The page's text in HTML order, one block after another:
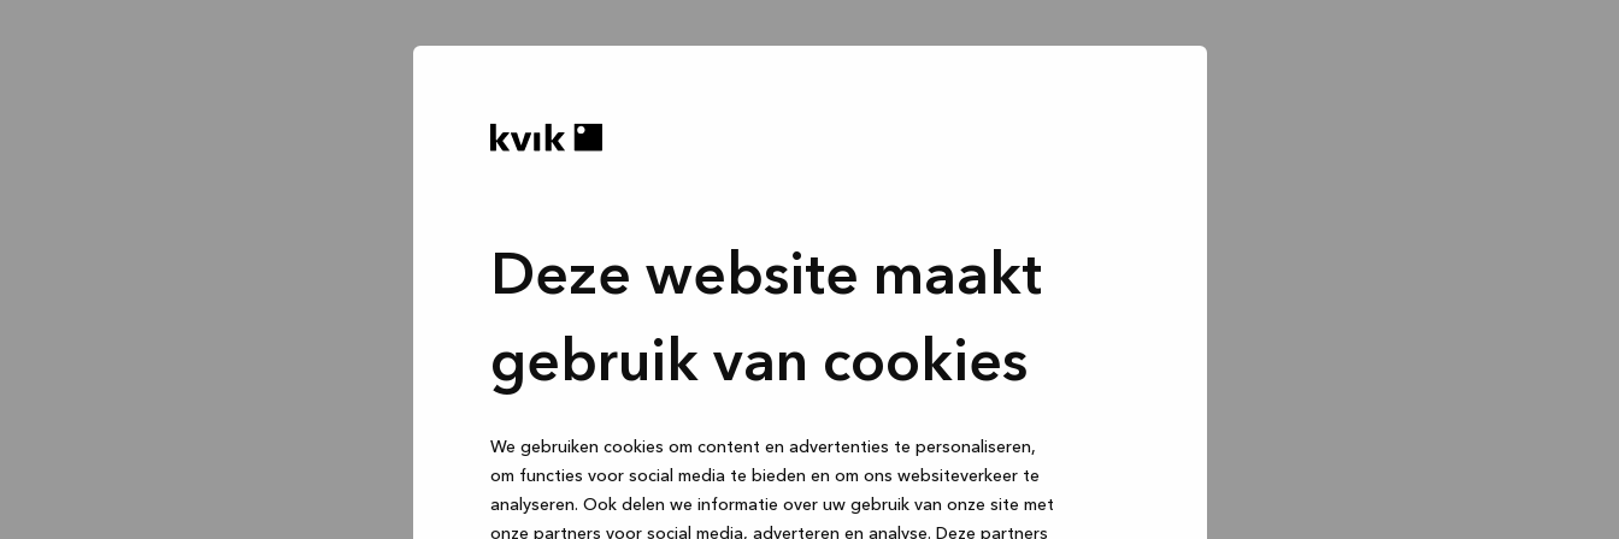
Deze website maakt
gebruik van cookies
We gebruiken cookies om content en advertenties te personaliseren,
om functies voor social media te bieden en om ons websiteverkeer te
analyseren. Ook delen we informatie over uw gebruik van onze site met
onze partners voor social media, adverteren en analyse. Deze partners